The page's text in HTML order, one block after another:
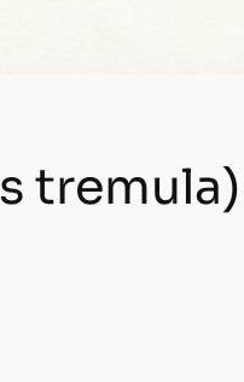
tremula)